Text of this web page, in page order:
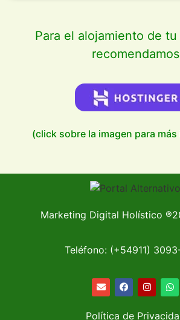
Para el alojamiento de
recomendamos
(click sobre la imagen para
Marketing Digital Holístico ®
Teléfono: (+54911)
Política de